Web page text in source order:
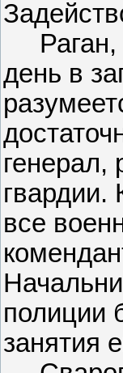
Раган,
день в
генерал,
все
полиции
занятия